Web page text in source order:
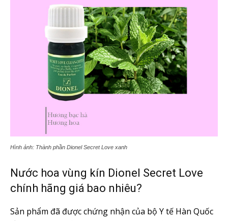
Hình ảnh: Thành phần Dionel Secret Love xanh
Nước hoa vùng kín Dionel Secret Love
chính hãng giá bao nhiêu?
Sản phẩm đã được chứng nhận của bộ Y tế Hàn Quốc